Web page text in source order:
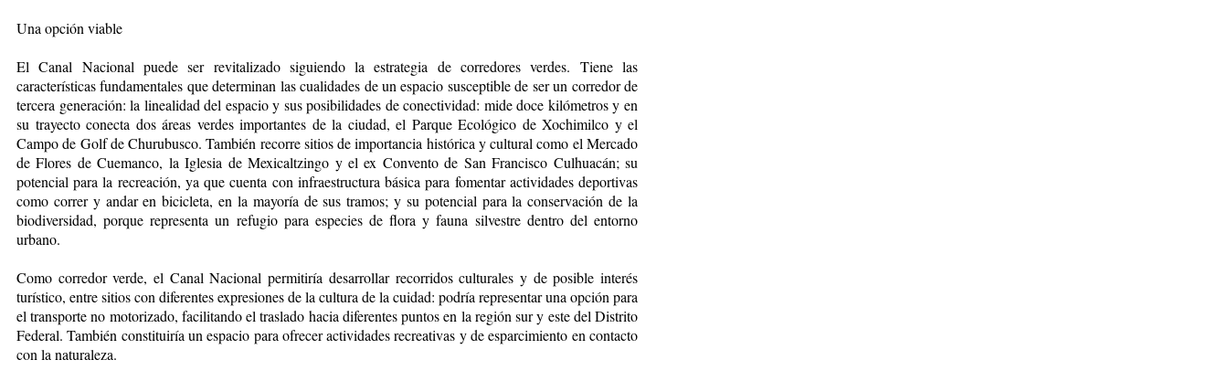
Una opción viable
El Canal Nacional puede ser revitalizado siguiendo la estrategia de corredores verdes. Tiene las
características fundamentales que determinan las cualidades de un espacio susceptible de ser un corredor de
tercera generación: la linealidad del espacio y sus posibilidades de conectividad: mide doce kilómetros y en
su trayecto conecta dos áreas verdes importantes de la ciudad, el Parque Ecológico de Xochimilco y el
Campo de Golf de Churubusco. También recorre sitios de importancia histórica y cultural como el Mercado
de Flores de Cuemanco, la Iglesia de Mexicaltzingo y el ex Convento de San Francisco Culhuacán; su
potencial para la recreación, ya que cuenta con infraestructura básica para fomentar actividades deportivas
como correr y andar en bicicleta, en la mayoría de sus tramos; y su potencial para la conservación de la
biodiversidad, porque representa un refugio para especies de flora y fauna silvestre dentro del entorno
urbano.
Como corredor verde, el Canal Nacional permitiría desarrollar recorridos culturales y de posible interés
turístico, entre sitios con diferentes expresiones de la cultura de la cuidad: podría representar una opción para
el transporte no motorizado, facilitando el traslado hacia diferentes puntos en la región sur y este del Distrito
Federal. También constituiría un espacio para ofrecer actividades recreativas y de esparcimiento en contacto
con la naturaleza.